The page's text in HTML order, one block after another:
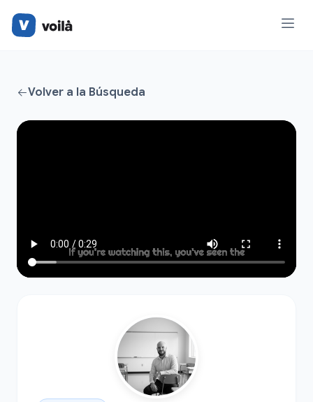
Volver a la Búsqueda